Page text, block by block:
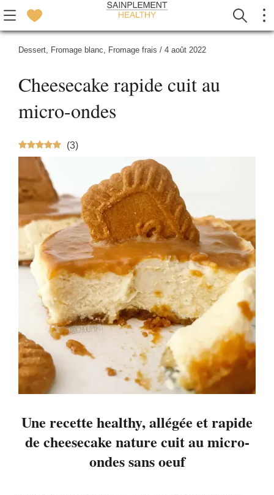
Dessert, Fromage blanc, Fromage frais / 4 août 2022
Cheesecake rapide cuit au
micro-ondes
(3)
Une recette healthy, allégée et rapide
de cheesecake nature cuit au micro-
ondes sans oeuf